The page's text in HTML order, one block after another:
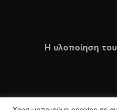
Η υλοποίηση